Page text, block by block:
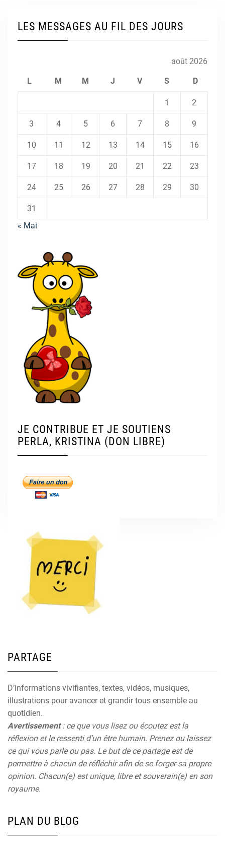
LES MESSAGES AU FIL DES JOURS
août 2026
L M M J V S D
1 2
3 4 5 6 7 8 9
10 11 12 13 14 15 16
17 18 19 20 21 22 23
24 25 26 27 28 29 30
31
« Mai
JE CONTRIBUE ET JE SOUTIENS
PERLA, KRISTINA (DON LIBRE)
PARTAGE
D’informations vivifiantes, textes, vidéos, musiques,
illustrations pour avancer et grandir tous ensemble au
quotidien.
Avertissement: ce que vous lisez ou écoutez est la
réflexion et le ressenti d’un être humain. Prenez ou laissez
ce qui vous parle ou pas. Le but de ce partage est de
permettre à chacun de réfléchir afin de se forger sa propre
opinion. Chacun(e) est unique, libre et souverain(e) en son
royaume.
PLAN DU BLOG